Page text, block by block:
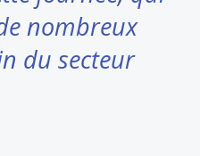
nombreux
du secteur